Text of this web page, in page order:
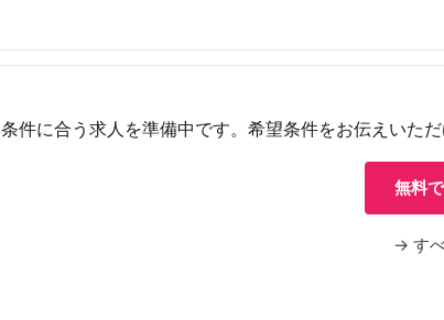
条件に合う求人を準備中です。希望条件をお伝えいた
無料
→ す